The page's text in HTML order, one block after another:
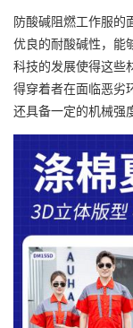
防酸碱阻燃工作服的
优良的耐酸碱性，能
科技的发展使得这些
得穿着者在面临恶劣
还具备一定的机械强